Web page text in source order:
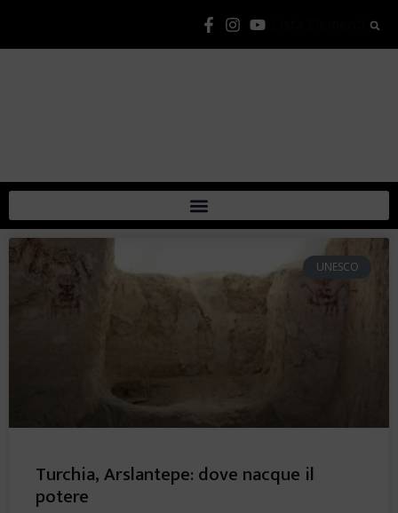
UNESCO
Turchia, Arslantepe: dove nacque il
potere